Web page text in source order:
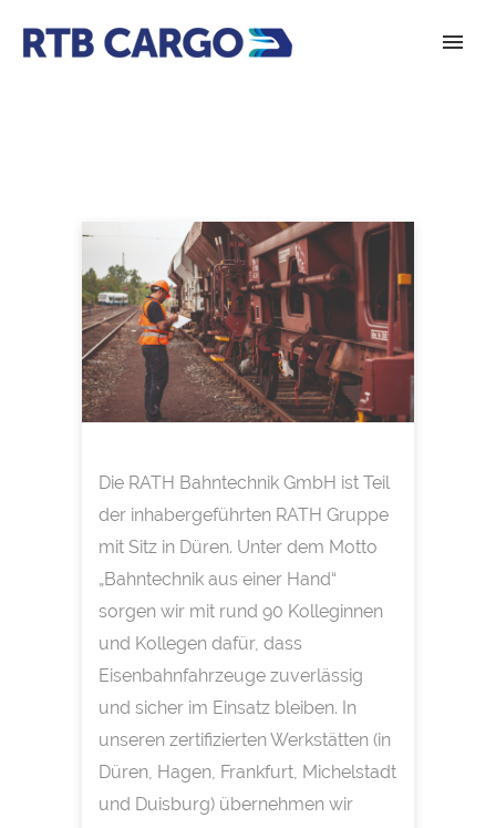
Die RATH Bahntechnik GmbH ist Teil
der inhabergeführten RATH Gruppe
mit Sitz in Düren. Unter dem Motto
„Bahntechnik aus einer Hand“
sorgen wir mit rund 90 Kolleginnen
und Kollegen dafür, dass
Eisenbahnfahrzeuge zuverlässig
und sicher im Einsatz bleiben. In
unseren zertifizierten Werkstätten (in
Düren, Hagen, Frankfurt, Michelstadt
und Duisburg) übernehmen wir